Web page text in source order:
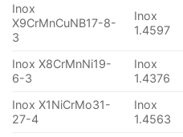
Inox
X9CrMnCuNB17-8-
3
Inox
1.4597
Inox X8CrMnNi19-
6-3
Inox
1.4376
Inox X1NiCrMo31-
27-4
Inox
1.4563